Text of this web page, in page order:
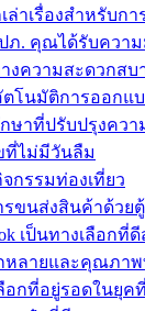
ล่าเรื่องสำหรับ
ภ. คุณได้รับควา
งความสะดวกสบ
โนมัติการออกแ
ษาที่ปรับปรุงคว
ไม่มีวันลืม
กรรมท่องเที่ยว
ขนส่งสินค้าด้วย
เป็นทางเลือ
หลายและคุณภา
อกที่อยู่รอดในยุค